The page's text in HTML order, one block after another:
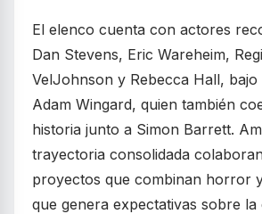
El elenco cuenta con actores
Dan Stevens, Eric Wareheim,
VelJohnson y Rebecca Hall, bajo
Adam Wingard, quien también
historia junto a Simon Barrett.
trayectoria consolidada
proyectos que combinan horror
que genera expectativas sobre la